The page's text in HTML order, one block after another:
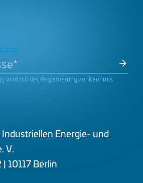
wird mit der Registrierung zur Kenntnis
Industriellen Energie- und
V.
10117 Berlin